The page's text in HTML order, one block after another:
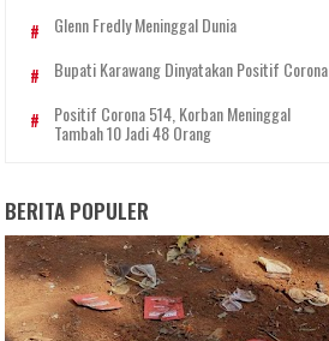
Glenn Fredly Meninggal Dunia
Bupati Karawang Dinyatakan Positif Corona
Positif Corona 514, Korban Meninggal
Tambah 10 Jadi 48 Orang
BERITA POPULER